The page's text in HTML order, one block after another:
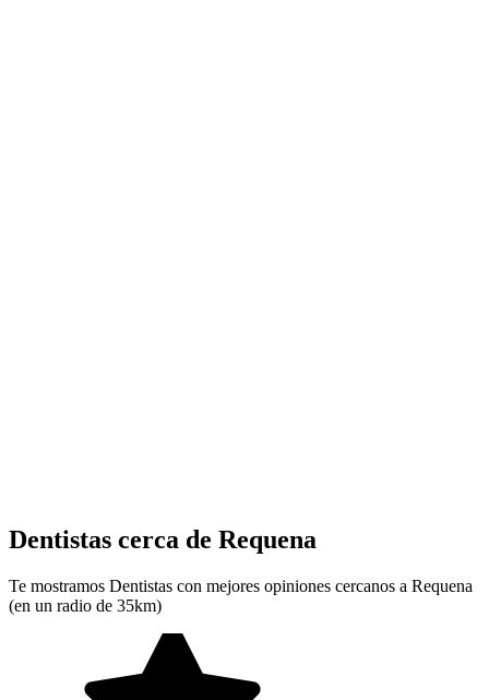
Dentistas cerca de Requena
Te mostramos Dentistas con mejores opiniones cercanos a Requena
(en un radio de 35km)